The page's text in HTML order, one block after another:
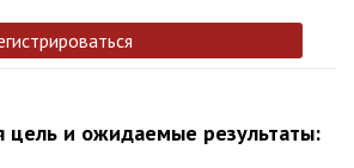
цель и ожидаемые результаты: